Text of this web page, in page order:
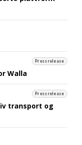
Pressrelease
Walla
Pressrelease
transport og